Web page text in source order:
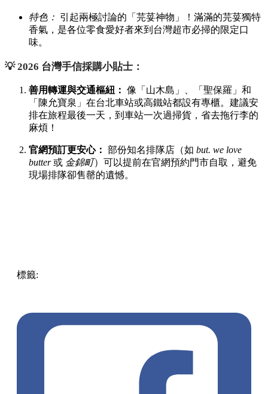
特色： 引起兩極討論的「芫荽神物」！滿滿的芫荽獨特
香氣，是各位零食愛好者來到台灣超市必掃的限定口
味。
💡 2026 台灣手信採購小貼士：
善用轉運與交通樞紐： 像「山木島」、「聖保羅」和
「陳允寶泉」在台北車站或高鐵站都設有專櫃。建議安
排在旅程最後一天，到車站一次過掃貨，省去拖行李的
麻煩！
官網預訂更安心： 部份知名排隊店（如 but. we love
butter或 金錦町）可以提前在官網預約門市自取，避免
現場排隊卻售罄的遺憾。
標籤: